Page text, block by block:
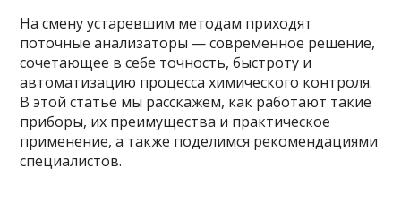
На смену устаревшим методам приходят
поточные анализаторы — современное решение,
сочетающее в себе точность, быстроту и
автоматизацию процесса химического контроля.
В этой статье мы расскажем, как работают такие
приборы, их преимущества и практическое
применение, а также поделимся рекомендациями
специалистов.